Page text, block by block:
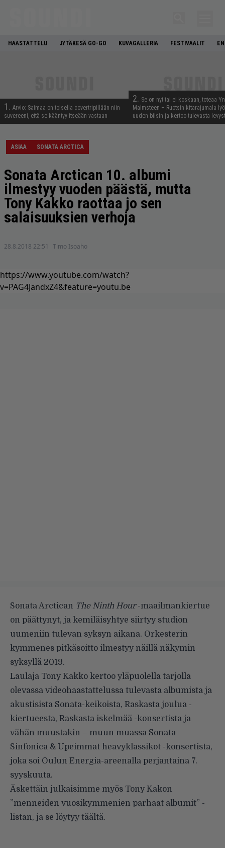
HAASTATTELU JYTÄKESÄ GO-GO KUVAGALLERIA FESTIVAALIT
1. Arvio: Saimaa on toisella covertripillään niin
suvereeni, että se kääntyy itseään vastaan
2. Se on nyt tai ei koskaan, toteaa
Malmsteen – Ruotsin kitarajumala
uuden biisin ja kertoo tulevasta
ASIAA SONATA ARCTICA
Sonata Arctican 10. albumi
ilmestyy vuoden päästä, mutta
Tony Kakko raottaa jo sen
salaisuuksien verhoja
28.8.2018 22:51 Timo Isoaho
https://www.youtube.com/watch?
v=PAG4JandxZ4&feature=youtu.be
Sonata Arctican The Ninth Hour-maailmankiertue
on päättynyt, ja kemiläisyhtye siirtyy studion
uumeniin tulevan syksyn aikana. Orkesterin
kymmenes pitkäsoitto ilmestyy näillä näkymin
syksyllä 2019.
Laulaja Tony Kakko kertoo yläpuolella tarjolla
olevassa videohaastattelussa tulevasta albumista ja
akustisista Sonata-keikoista, Raskasta joulua -
kiertueesta, Raskasta iskelmää -konsertista ja
vähän muustakin – muun muassa Sonata
Sinfonica & Upeimmat heavyklassikot -konsertista,
joka soi Oulun Energia-areenalla perjantaina 7.
syyskuuta.
Äskettäin julkaisimme myös Tony Kakon
”menneiden vuosikymmenien parhaat albumit” -
listan, ja se löytyy täältä.